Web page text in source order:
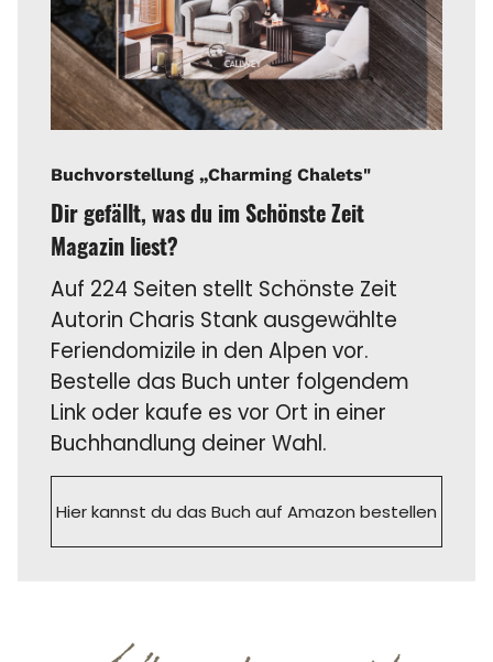
Buchvorstellung „Charming Chalets"
Dir gefällt, was du im Schönste Zeit
Magazin liest?
Auf 224 Seiten stellt Schönste Zeit
Autorin Charis Stank ausgewählte
Feriendomizile in den Alpen vor.
Bestelle das Buch unter folgendem
Link oder kaufe es vor Ort in einer
Buchhandlung deiner Wahl.
Hier kannst du das Buch auf Amazon bestellen